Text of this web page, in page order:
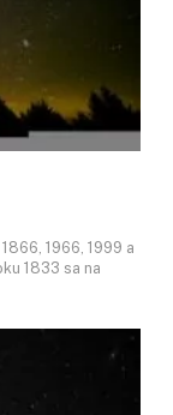
1966, 1999 a
1833 sa na